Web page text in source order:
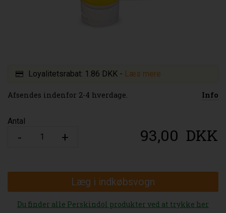
Loyalitetsrabat: 1.86 DKK - Læs mere
Afsendes indenfor 2-4 hverdage. Info
Antal
93,00 DKK
Læg i indkøbsvogn
Du finder alle Perskindol produkter ved at trykke her